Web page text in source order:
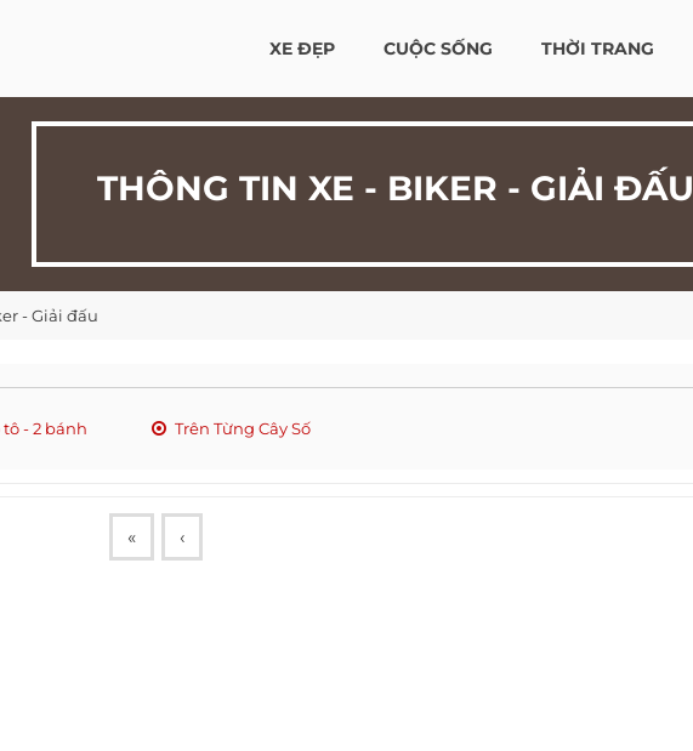
XE ĐẸP CUỘC SỐNG THỜI TRANG
THÔNG TIN XE - BIKER - GIẢI ĐẤU
- Giải đấu
- 2 bánh Trên Từng Cây Số
« ‹